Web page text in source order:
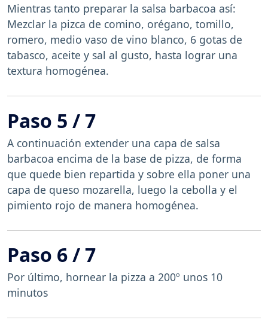
Mientras tanto preparar la salsa barbacoa así:
Mezclar la pizca de comino, orégano, tomillo,
romero, medio vaso de vino blanco, 6 gotas de
tabasco, aceite y sal al gusto, hasta lograr una
textura homogénea.
Paso 5 / 7
A continuación extender una capa de salsa
barbacoa encima de la base de pizza, de forma
que quede bien repartida y sobre ella poner una
capa de queso mozarella, luego la cebolla y el
pimiento rojo de manera homogénea.
Paso 6 / 7
Por último, hornear la pizza a 200º unos 10
minutos